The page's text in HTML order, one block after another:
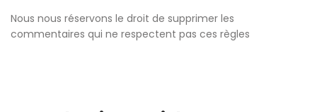
Nous nous réservons le droit de supprimer les
commentaires qui ne respectent pas ces règles